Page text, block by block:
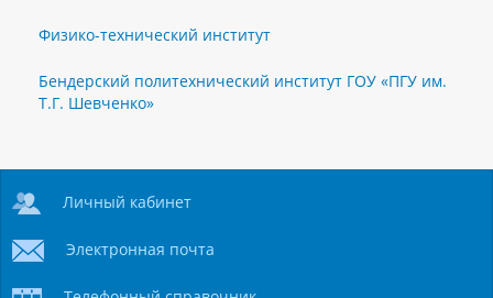
Физико-технический институт
Бендерский политехнический институт ГОУ «ПГУ им.
Т.Г. Шевченко»
Личный кабинет
Электронная почта